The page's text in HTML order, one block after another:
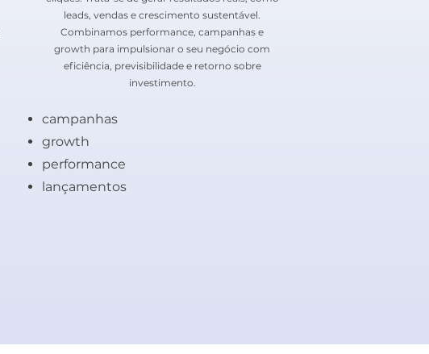
leads, vendas e crescimento sustentável.
Combinamos performance, campanhas e
growth para impulsionar o seu negócio com
eficiência, previsibilidade e retorno sobre
investimento.
campanhas
growth
performance
lançamentos